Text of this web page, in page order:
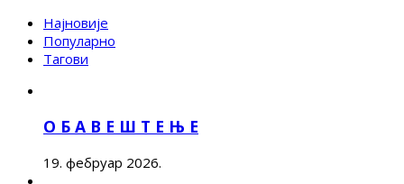
Најновије
Популарно
Тагови
О Б А В Е Ш Т Е Њ Е
19. фебруар 2026.